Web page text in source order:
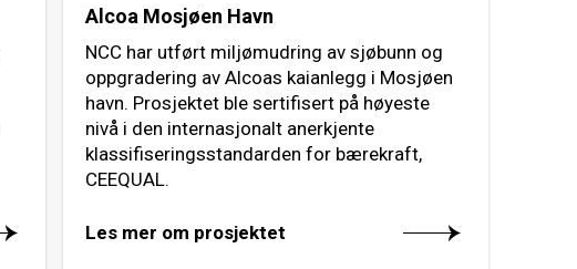
Alcoa Mosjøen Havn
NCC har utført miljømudring av sjøbunn og
oppgradering av Alcoas kaianlegg i Mosjøen
havn. Prosjektet ble sertifisert på høyeste
nivå i den internasjonalt anerkjente
klassifiseringsstandarden for bærekraft,
CEEQUAL.
Les mer om prosjektet